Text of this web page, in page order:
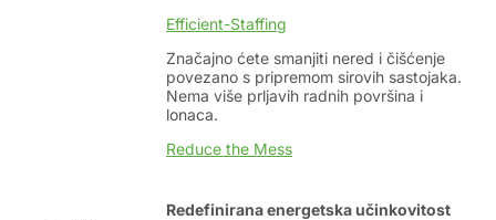
Efficient-Staffing
Značajno ćete smanjiti nered i čišćenje
povezano s pripremom sirovih sastojaka.
Nema više prljavih radnih površina i
lonaca.
Reduce the Mess
Redefinirana energetska učinkovitost